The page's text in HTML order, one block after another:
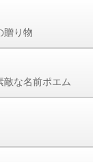
贈り物
敵な名前ポエム